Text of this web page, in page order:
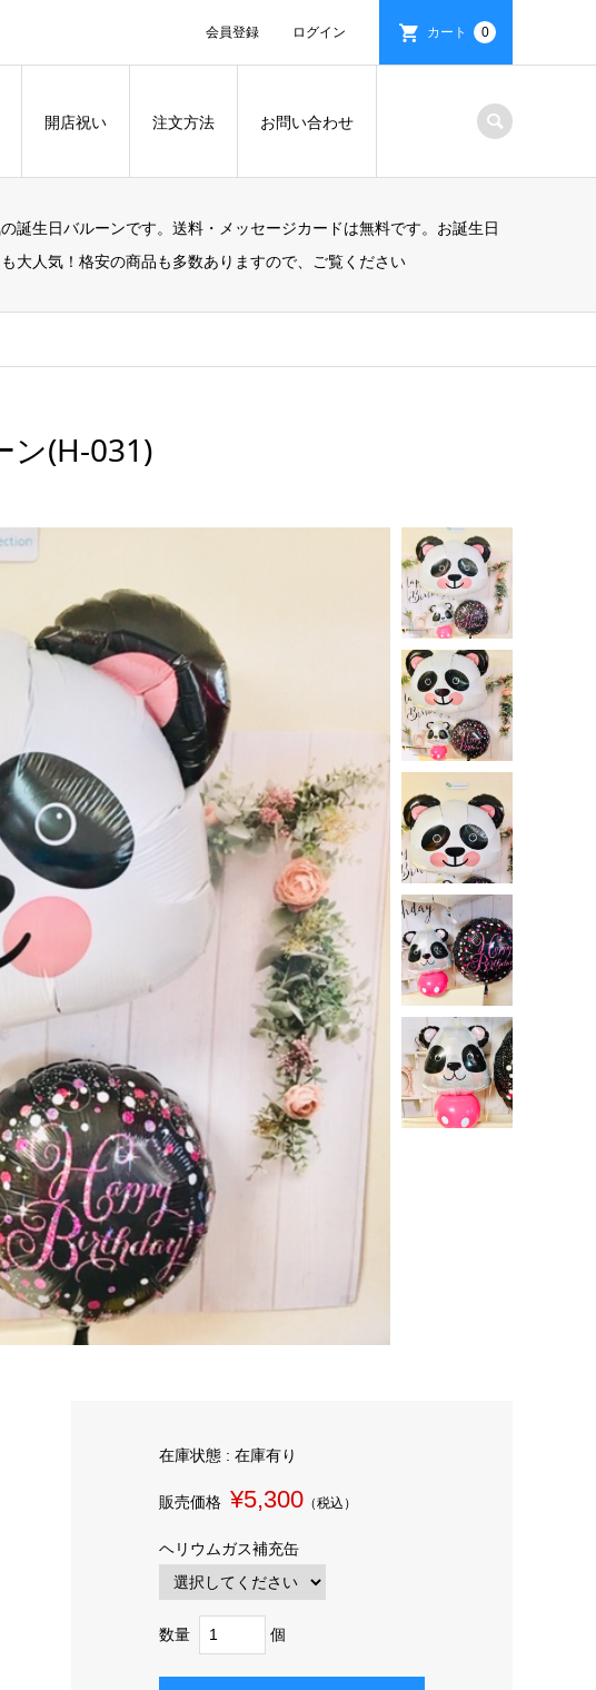
会員登録 ログイン カート 0
開店祝い 注文方法 お問い合わせ
誕生日バルーンです。送料・メッセージカードは無料です。お誕生日
大人気！格安の商品も多数ありますので、ご覧ください
ン(H-031)
在庫状態 : 在庫有り
販売価格 ¥5,300 （税込）
ヘリウムガス補充缶
数量 個